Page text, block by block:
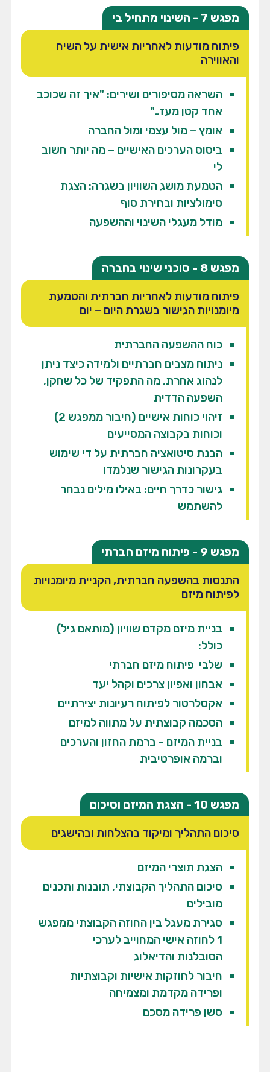
מפגש 7 - השינוי מתחיל בי
פיתוח מודעות לאחריות אישית על השיח
והאווירה
השראה מסיפורים ושירים: "איך זה שכוכב
אחד קטן מעז.."
אומץ – מול עצמי ומול החברה
ביסוס הערכים האישיים – מה יותר חשוב
לי
הטמעת מושג השוויון בשגרה: הצגת
סימולציות ובחירת סוף
מודל מעגלי השינוי וההשפעה
מפגש 8 - סוכני שינוי בחברה
פיתוח מודעות לאחריות חברתית והטמעת
מיומנויות הגישור בשגרת היום – יום
כוח ההשפעה החברתית
ניתוח מצבים חברתיים ולמידה כיצד ניתן
לנהוג אחרת, מה התפקיד של כל שחקן,
השפעה הדדית
זיהוי כוחות אישיים (חיבור ממפגש 2)
וכוחות בקבוצה המסייעים
הבנת סיטואציה חברתית על די שימוש
בעקרונות הגישור שנלמדו
גישור כדרך חיים: באילו מילים נבחר
להשתמש
מפגש 9 - פיתוח מיזם חברתי
התנסות בהשפעה חברתית, הקניית מיומנויות
לפיתוח מיזם
בניית מיזם מקדם שוויון (מותאם גיל)
כולל:
שלבי פיתוח מיזם חברתי
אבחון ואפיון צרכים וקהל יעד
אקסלרטור לפיתוח רעיונות יצירתיים
הסכמה קבוצתית על מתווה למיזם
בניית המיזם - ברמת החזון והערכים
וברמה אופרטיבית
מפגש 10 - הצגת המיזם וסיכום
סיכום התהליך ומיקוד בהצלחות ובהישגים
הצגת תוצרי המיזם
סיכום התהליך הקבוצתי, תובנות ותכנים
מובילים
סגירת מעגל בין החוזה הקבוצתי ממפגש
1 לחוזה אישי המחוייב לערכי
הסובלנות והדיאלוג
חיבור לחוזקות אישיות וקבוצתיות
ופרידה מקדמת ומצמיחה
סשן פרידה מסכם